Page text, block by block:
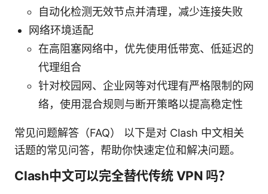
自动化检测无效节点并清理，减少连接失败
网络环境适配
在高阻塞网络中，优先使用低带宽、低延迟的
代理组合
针对校园网、企业网等对代理有严格限制的网
络，使用混合规则与断开策略以提高稳定性
常见问题解答（FAQ） 以下是对 Clash 中文相关
话题的常见问答，帮助你快速定位和解决问题。
Clash中文可以完全替代传统 VPN 吗？